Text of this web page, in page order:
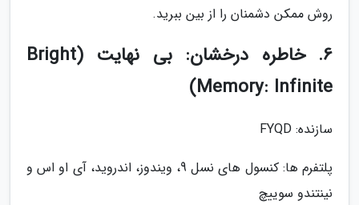
روش ممکن دشمنان را از بین ببرید.
6. خاطره درخشان: بی نهایت (Bright
Memory: Infinite)
سازنده: FYQD
پلتفرم ها: کنسول های نسل 9، ویندوز، اندروید، آی او اس و
نینتندو سوییچ